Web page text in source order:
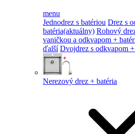
menu
Jednodrez s batériou Drez s
batéria(aktuálny) Rohový
vaničkou a odkvapom +
ďalší Dvojdrez s odkvapom +
Nerezový drez + batéria